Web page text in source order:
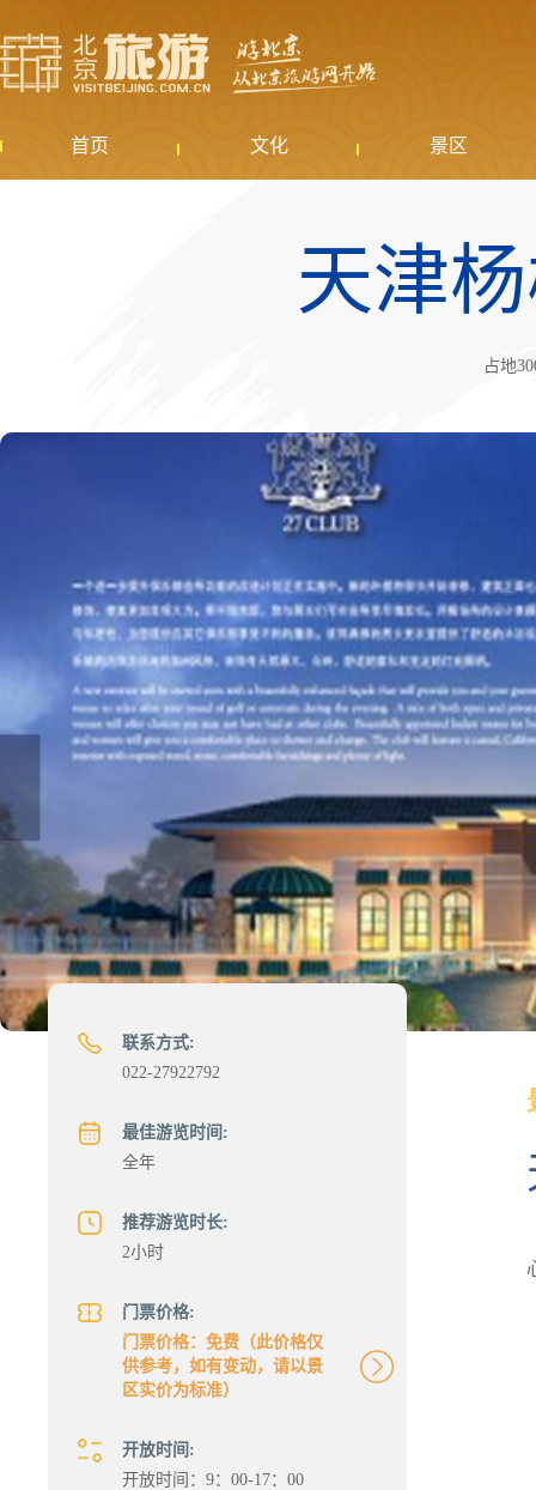
首页 文化 景区
天津
占地
联系方式:
022-27922792
最佳游览时间:
全年
推荐游览时长:
2小时
门票价格:
门票价格：免费（此价格仅
供参考，如有变动，请以景
区实价为标准）
开放时间:
开放时间：9：00-17：00